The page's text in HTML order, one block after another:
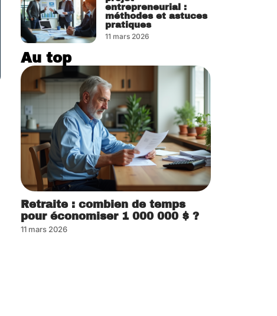
entrepreneurial :
méthodes et astuces
pratiques
11 mars 2026
Au top
Retraite : combien de temps
pour économiser 1 000 000 $ ?
11 mars 2026